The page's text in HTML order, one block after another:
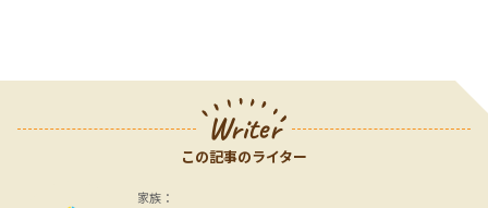
Writer
この記事のライター
家族：